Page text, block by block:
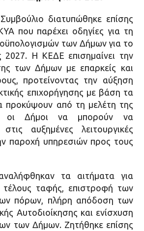
διατυπώθηκε επίσης
που παρέχει οδηγίες για τη
των Δήμων για το
2027. Η ΚΕΔΕ επισημαίνει την
των Δήμων με επαρκείς και
προτείνοντας την αύξηση
επιχορήγησης με βάση τα
προκύψουν από τη μελέτη της
οι Δήμοι να μπορούν να
αυξημένες λειτουργικές
παροχή υπηρεσιών προς τους
τα αιτήματα για
ταφής, επιστροφή των
πόρων, πλήρη απόδοση των
Αυτοδιοίκησης και ενίσχυση
των Δήμων. Ζητήθηκε επίσης